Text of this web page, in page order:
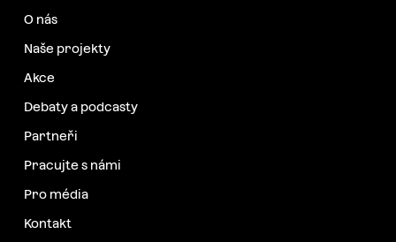
O nás
Naše projekty
Akce
Debaty a podcasty
Partneři
Pracujte s námi
Pro média
Kontakt